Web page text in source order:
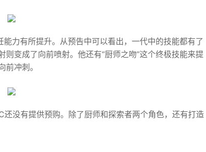
力有所提升。从预告中可以看出，一代中的技能都有了
变成了向前喷射。他还有“厨师之吻”这个终极技能来提
冲刺。
还没有提供预购。除了厨师和探索者两个角色，还有打造